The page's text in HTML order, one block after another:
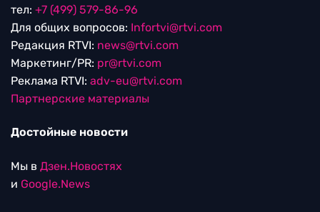
тел: +7 (499) 579-86-96
Для общих вопросов: Infortvi@rtvi.com
Редакция RTVI: news@rtvi.com
Маркетинг/PR: pr@rtvi.com
Реклама RTVI: adv-eu@rtvi.com
Партнерские материалы
Достойные новости
Мы в Дзен.Новостях
и Google.News